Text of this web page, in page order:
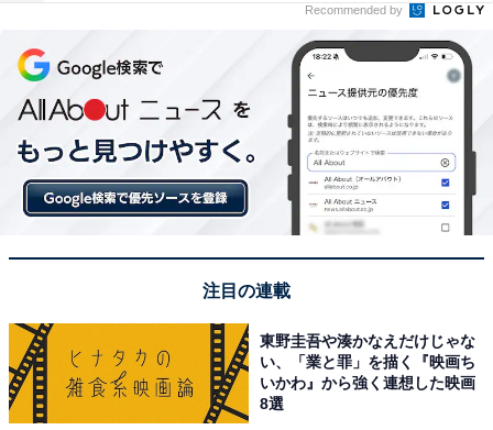
Recommended by
注目の連載
東野圭吾や湊かなえだけじゃな
い、「業と罪」を描く『映画ち
いかわ』から強く連想した映画
8選